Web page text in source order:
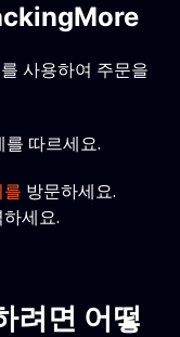
를 사용하여 주문을
따르세요.
방문하세요.
세요.
려면 어떻